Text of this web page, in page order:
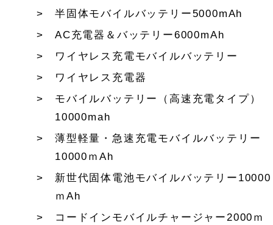
半固体モバイルバッテリー5000mAh
AC充電器＆バッテリー6000mAh
ワイヤレス充電モバイルバッテリー
ワイヤレス充電器
モバイルバッテリー（高速充電タイプ）
10000mah
薄型軽量・急速充電モバイルバッテリー
10000ｍAh
新世代固体電池モバイルバッテリー10000
ｍAh
コードインモバイルチャージャー2000ｍ